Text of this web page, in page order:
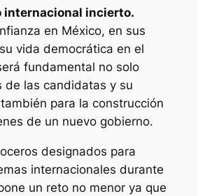
internacional incierto.
en México, en sus
vida democrática en el
fundamental no solo
de las candidatas y su
para la construcción
de un nuevo gobierno.
designados para
internacionales durante
un reto no menor ya que